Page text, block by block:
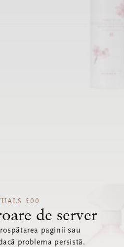
500
de server
paginii sau
problema persistă.